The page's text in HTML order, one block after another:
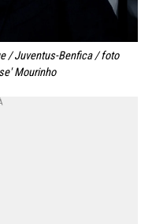
/ Juventus-Benfica / foto
Mourinho